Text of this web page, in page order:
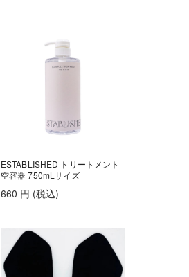
ESTABLISHED トリートメント
空容器 750mLサイズ
660 円 (税込)